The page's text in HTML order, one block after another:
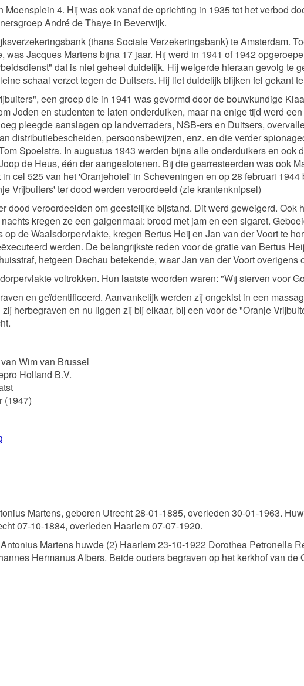
Moensplein 4. Hij was ook vanaf de oprichting in 1935 tot het verbod
André de Thaye in Beverwijk.
(thans Sociale Verzekeringsbank) te Amsterdam.
Jacques Martens bijna 17 jaar. Hij werd in 1941 of 1942
dat is niet geheel duidelijk. Hij weigerde hieraan gevolg te
schaal verzet tegen de Duitsers. Hij liet duidelijk blijken fel gekant
een groep die in 1941 was gevormd door de bouwkundige
Joden en studenten te laten onderduiken, maar na enige tijd werd
pleegde aanslagen op landverraders, NSB-ers en Duitsers,
distributiebescheiden, persoonsbewijzen, enz. en die verder
Spoelstra. In augustus 1943 werden bijna alle onderduikers en ook
de Heus, één der aangeslotenen. Bij die gearresteerden was ook
cel 525 van het 'Oranjehotel' in Scheveningen en op 28 februari 1944
Vrijbuiters' ter dood werden veroordeeld (zie krantenknipsel)
dood veroordeelden om geestelijke bijstand. Dit werd geweigerd. Ook
kregen ze een galgenmaal: brood met jam en een sigaret.
de Waalsdorpervlakte, kregen Bertus Heij en Jan van der Voort te
werden. De belangrijkste reden voor de gratie van Bertus
hetgeen Dachau betekende, waar Jan van der Voort overigens
voltrokken. Hun laatste woorden waren: "Wij sterven voor
en geïdentificeerd. Aanvankelijk werden zij ongekist in een
herbegraven en nu liggen zij bij elkaar, bij een voor de "Oranje
Wim van Brussel
Holland B.V.
(1947)
Martens, geboren Utrecht 28-01-1885, overleden 30-01-1963.
07-10-1884, overleden Haarlem 07-07-1920.
Martens huwde (2) Haarlem 23-10-1922 Dorothea Petronella
Hermanus Albers. Beide ouders begraven op het kerkhof van de